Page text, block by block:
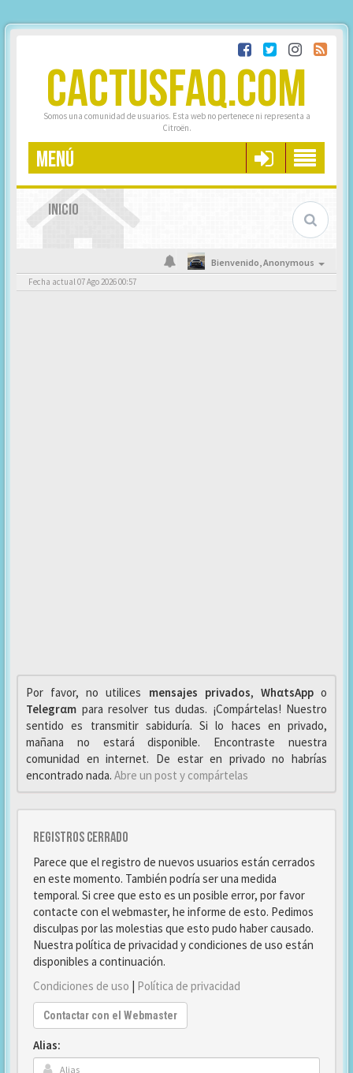
CACTUSFAQ.COM
Somos una comunidad de usuarios. Esta web no pertenece ni representa a
Citroën.
MENÚ
INICIO
Bienvenido,Anonymous
Fecha actual 07 Ago 2026 00:57
Por favor, no utilices mensajes privados, WhαtsAppo
Telegrαm para resolver tus dudas. ¡Compártelas! Nuestro
sentido es transmitir sabiduría. Si lo haces en privado,
mañana no estará disponible. Encontraste nuestra
comunidad en internet. De estar en privado no habrías
encontrado nada. Abre un post y compártelas
Registros cerrado
Parece que el registro de nuevos usuarios están cerrados
en este momento. También podría ser una medida
temporal. Si cree que esto es un posible error, por favor
contacte con el webmaster, he informe de esto. Pedimos
disculpas por las molestias que esto pudo haber causado.
Nuestra política de privacidad y condiciones de uso están
disponibles a continuación.
Condiciones de uso | Política de privacidad
Contactar con el Webmaster
Alias: